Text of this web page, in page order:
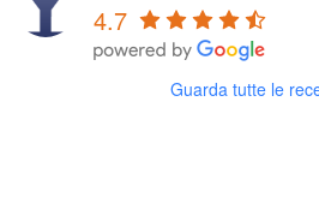
4.7
Guarda tutte le